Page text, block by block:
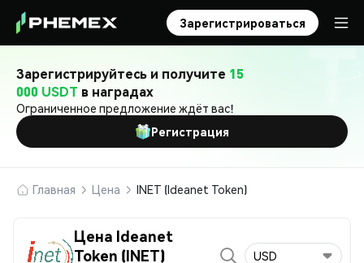
Зарегистрироваться
Зарегистрируйтесь и получите 15
000 USDT в наградах
Ограниченное предложение ждёт вас!
Регистрация
Главная Цена INET (Ideanet Token)
Цена Ideanet
Token (INET)
USD